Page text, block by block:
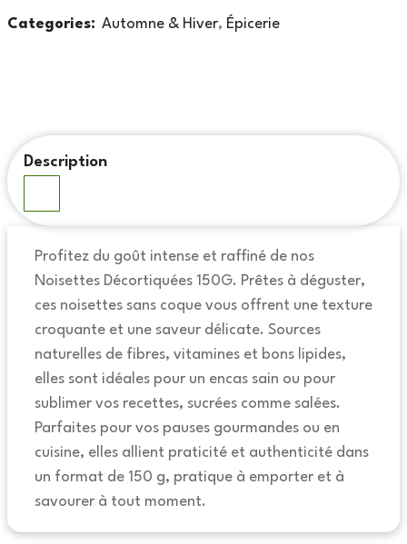
Categories: Automne & Hiver, Épicerie
Description
Profitez du goût intense et raffiné de nos
Noisettes Décortiquées 150G. Prêtes à déguster,
ces noisettes sans coque vous offrent une texture
croquante et une saveur délicate. Sources
naturelles de fibres, vitamines et bons lipides,
elles sont idéales pour un encas sain ou pour
sublimer vos recettes, sucrées comme salées.
Parfaites pour vos pauses gourmandes ou en
cuisine, elles allient praticité et authenticité dans
un format de 150 g, pratique à emporter et à
savourer à tout moment.